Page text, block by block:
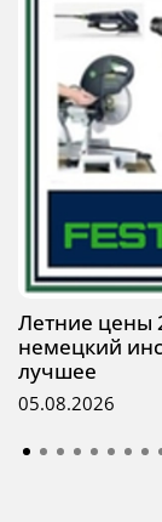
Летние цены
немецкий
лучшее
05.08.2026